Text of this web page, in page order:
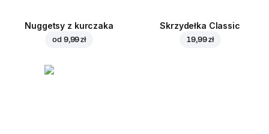
Nuggetsy z kurczaka
od 9,99 zł
Skrzydełka Classic
19,99 zł